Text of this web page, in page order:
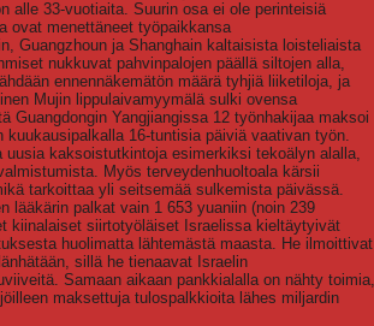
alle 33-vuotiaita. Suurin osa ei ole perinteisiä
ovat menettäneet työpaikkansa
Guangzhoun ja Shanghain kaltaisista loisteliaista
nukkuvat pahvinpalojen päällä siltojen alla,
ennennäkemätön määrä tyhjiä liiketiloja, ja
Mujin lippulaivamyymälä sulki ovensa
Guangdongin Yangjiangissa 12 työnhakijaa maksoi
16-tuntisia päiviä vaativan työn.
kaksoistutkintoja esimerkiksi tekoälyn alalla,
Myös terveydenhuoltoala kärsii
tarkoittaa yli seitsemää sulkemista päivässä.
lääkärin palkat vain 1 653 yuaniin (noin 239
kiinalaiset siirtotyöläiset Israelissa kieltäytyivät
huolimatta lähtemästä maasta. He ilmoittivat
sillä he tienaavat Israelin
Samaan aikaan pankkialalla on nähty toimia,
maksettuja tulospalkkioita lähes miljardin